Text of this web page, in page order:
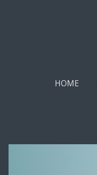
HOME